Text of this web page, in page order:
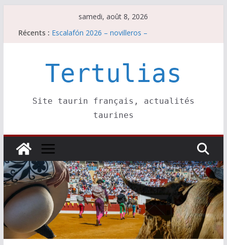
samedi, août 8, 2026
Récents : Escalafón 2026 – novilleros –
Les brèves du vendredi 7 août
Escalafón 2026 – matadors de toros-
Tertulias
Site taurin français, actualités
taurines